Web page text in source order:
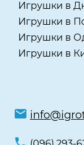
Игрушки в
Игрушки в
Игрушки в
Игрушки в